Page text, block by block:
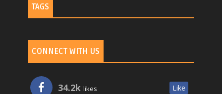
TAGS
CONNECT WITH US
34.2k likes Like